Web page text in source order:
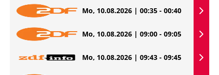
Mo, 10.08.2026 | 00:35 - 00:40
Mo, 10.08.2026 | 09:00 - 09:05
Mo, 10.08.2026 | 09:43 - 09:45